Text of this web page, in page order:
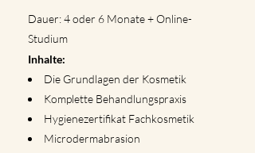
Dauer: 4 oder 6 Monate + Online-
Studium
Inhalte:
Die Grundlagen der Kosmetik
Komplette Behandlungspraxis
Hygienezertifikat Fachkosmetik
Microdermabrasion